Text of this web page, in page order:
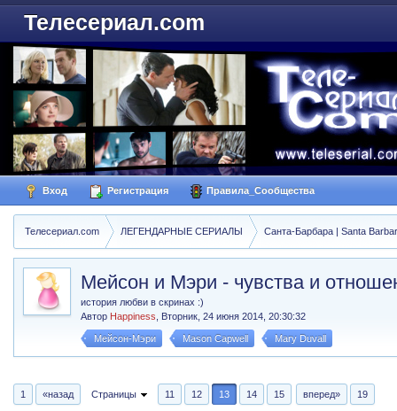
Телесериал.com
Вход Регистрация Правила_Сообщества
Телесериал.com ЛЕГЕНДАРНЫЕ СЕРИАЛЫ Санта-Барбара | Santa
Мейсон и Мэри - чувства и
история любви в скринах :)
Автор Happiness Вторник, 24 июня 2014, 20:30:32
Мейсон-Мэри Mason Capwell Mary Duvall
1 «назад Страницы 11 12 13 14 15 вперед» 19